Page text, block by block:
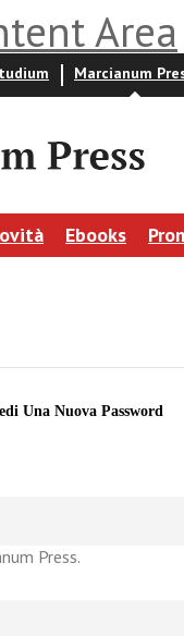
Area
Marcianum
Ebooks
Una Nuova Password
Press.